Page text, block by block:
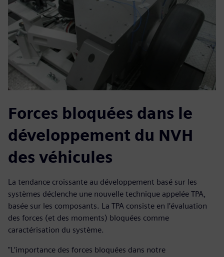
Forces bloquées dans le
développement du NVH
des véhicules
La tendance croissante au développement basé sur les
systèmes déclenche une nouvelle technique appelée TPA,
basée sur les composants. La TPA consiste en l’évaluation
des forces (et des moments) bloquées comme
caractérisation du système.
"L’importance des forces bloquées dans notre